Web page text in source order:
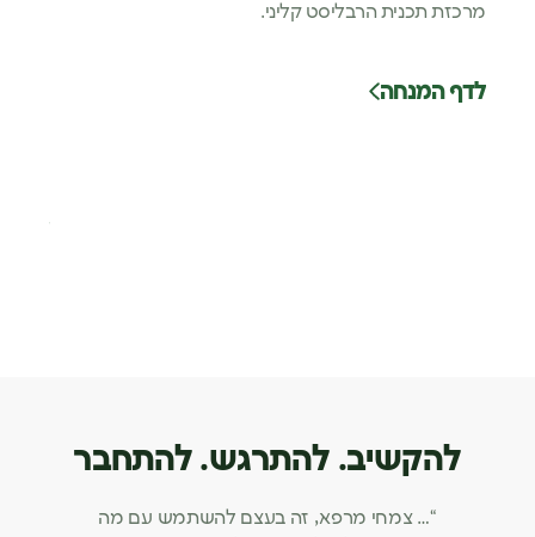
מרכזת תכנית הרבליסט קליני.
לדף המנחה
לדף
להקשיב. להתרגש. להתחבר
“… צמחי מרפא, זה בעצם להשתמש עם מה